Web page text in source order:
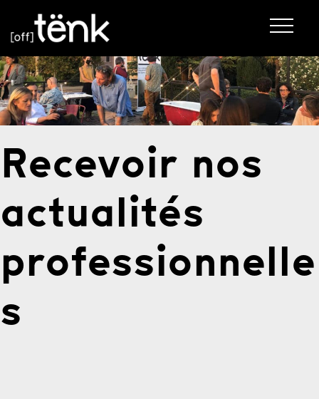
Recevoir nos
actualités
professionnelle
s